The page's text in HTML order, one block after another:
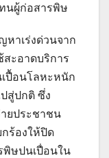
นผู้ก่อสารพิษ
หาเร่งด่วนจาก
ะอาดบริการ
ปื้อนโลหะหนัก
สู่ปกติ ซึ่ง
ยประชาชน
ร้องให้ปิด
พิษปนเปื่อนใน